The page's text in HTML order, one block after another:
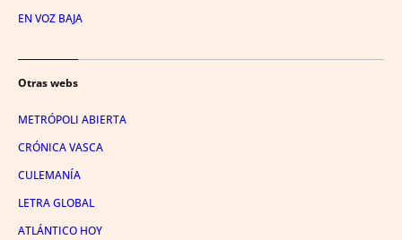
EN VOZ BAJA
Otras webs
METRÓPOLI ABIERTA
CRÓNICA VASCA
CULEMANÍA
LETRA GLOBAL
ATLÁNTICO HOY